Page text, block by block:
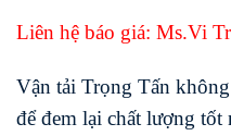
Liên hệ báo giá: Ms.Vi
Vận tải Trọng Tấn
để đem lại chất lượng